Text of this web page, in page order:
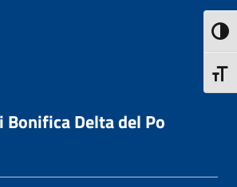
Bonifica Delta del Po